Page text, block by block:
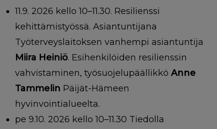
11.9. 2026 kello 10–11.30. Resilienssi
kehittämistyössä. Asiantuntijana
Työterveyslaitoksen vanhempi asiantuntija
Miira Heiniö. Esihenkilöiden resilienssin
vahvistaminen, työsuojelupäällikkö Anne
Tammelin Päijät-Hämeen
hyvinvointialueelta.
pe 9.10. 2026 kello 10–11.30 Tiedolla